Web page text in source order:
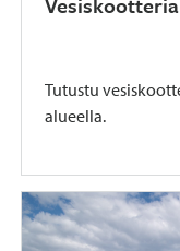
Tutustu
alueella.